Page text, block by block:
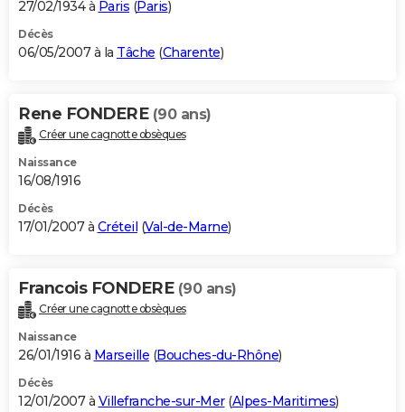
27/02/1934 à Paris (Paris)
Décès
06/05/2007 à la Tâche (Charente)
Rene FONDERE (90 ans)
Créer une cagnotte obsèques
Naissance
16/08/1916
Décès
17/01/2007 à Créteil (Val-de-Marne)
Francois FONDERE (90 ans)
Créer une cagnotte obsèques
Naissance
26/01/1916 à Marseille (Bouches-du-Rhône)
Décès
12/01/2007 à Villefranche-sur-Mer(Alpes-Maritimes)